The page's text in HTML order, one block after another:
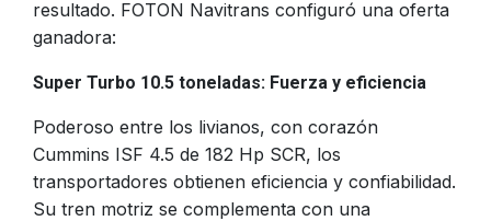
resultado. FOTON Navitrans configuró una oferta
ganadora:
Super Turbo 10.5 toneladas: Fuerza y eficiencia
Poderoso entre los livianos, con corazón
Cummins ISF 4.5 de 182 Hp SCR, los
transportadores obtienen eficiencia y confiabilidad.
Su tren motriz se complementa con una